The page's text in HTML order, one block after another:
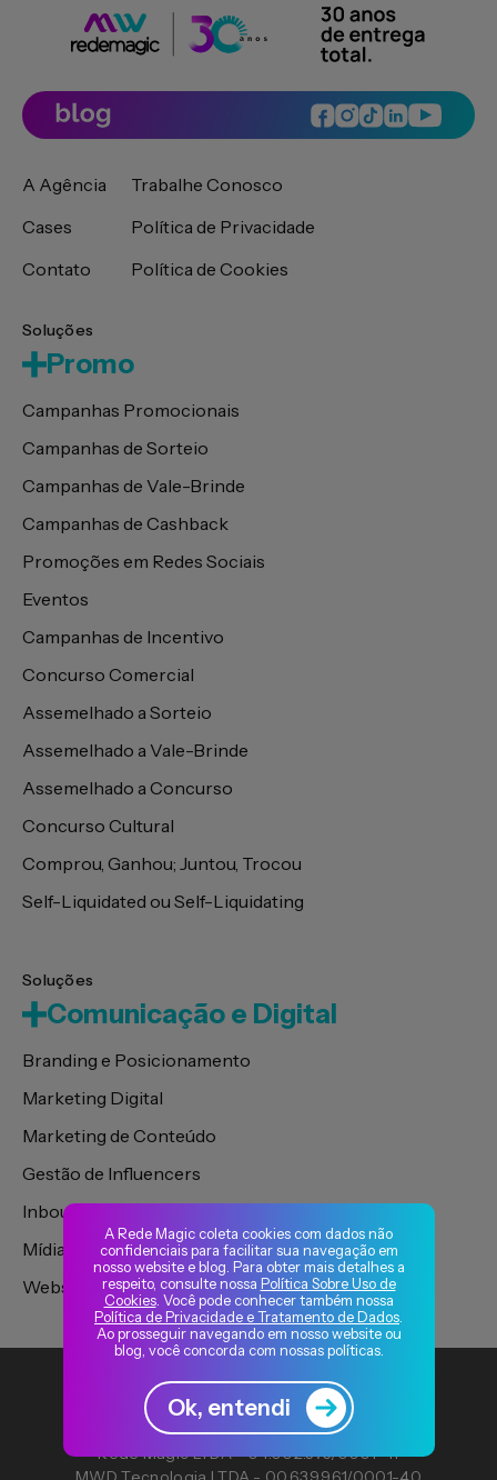
A Agência
Cases
Contato
Trabalhe Conosco
Política de Privacidade
Política de Cookies
Soluções
Promo
Campanhas Promocionais
Campanhas de Sorteio
Campanhas de Vale-Brinde
Campanhas de Cashback
Promoções em Redes Sociais
Eventos
Campanhas de Incentivo
Concurso Comercial
Assemelhado a Sorteio
Assemelhado a Vale-Brinde
Assemelhado a Concurso
Concurso Cultural
Comprou, Ganhou; Juntou, Trocou
Self-Liquidated ou Self-Liquidating
Soluções
Comunicação e Digital
Branding e Posicionamento
Marketing Digital
Marketing de Conteúdo
Gestão de Influencers
Inbound Marketing
Mídia de Performance
Websites, Portais e Plataformas
Rede Magic LTDA - 04.002.375/0001-41
A Rede Magic coleta cookies com dados não
confidenciais para facilitar sua navegação em
nosso website e blog. Para obter mais detalhes a
respeito, consulte nossa Política Sobre Uso de
Cookies. Você pode conhecer também nossa
Política de Privacidade e Tratamento de Dados
Ao prosseguir navegando em nosso website ou
blog, você concorda com nossas políticas.
Ok, entendi